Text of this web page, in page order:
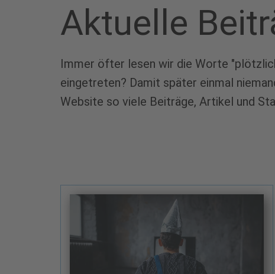
Aktuelle
Immer öfter lesen wir die Worte
eingetreten? Damit später einmal
Website so viele Beiträge, Artikel und